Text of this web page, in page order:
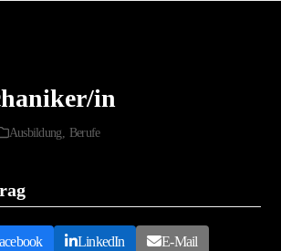
in
Ausbildung, Berufe
LinkedIn E-Mail